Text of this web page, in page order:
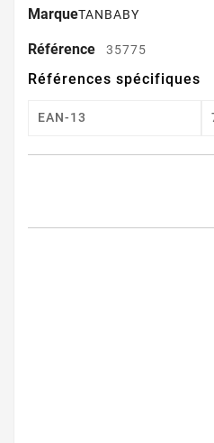
MarqueTANBABY
Référence 35775
Références spécifiques
EAN-13